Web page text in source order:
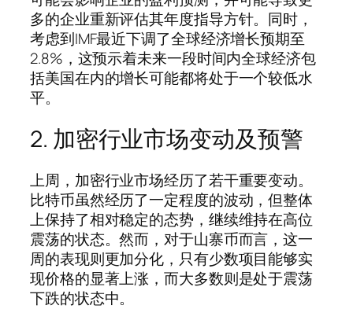
多的企业重新评估其年度指导方针。同时，
考虑到IMF最近下调了全球经济增长预期至
2.8%，这预示着未来一段时间内全球经济包
括美国在内的增长可能都将处于一个较低水
平。
2. 加密行业市场变动及预警
上周，加密行业市场经历了若干重要变动。
比特币虽然经历了一定程度的波动，但整体
上保持了相对稳定的态势，继续维持在高位
震荡的状态。然而，对于山寨币而言，这一
周的表现则更加分化，只有少数项目能够实
现价格的显著上涨，而大多数则是处于震荡
下跌的状态中。